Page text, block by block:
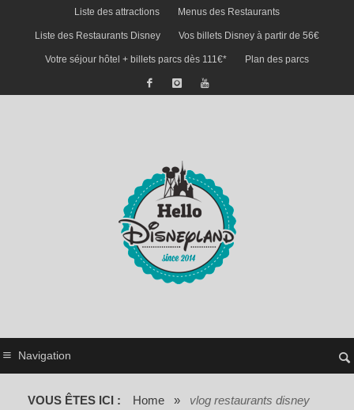
Liste des attractions Menus des Restaurants
Liste des Restaurants Disney Vos billets Disney à partir de 56€
Votre séjour hôtel + billets parcs dès 111€* Plan des parcs
Navigation
VOUS ÊTES ICI : Home » vlog restaurants disney